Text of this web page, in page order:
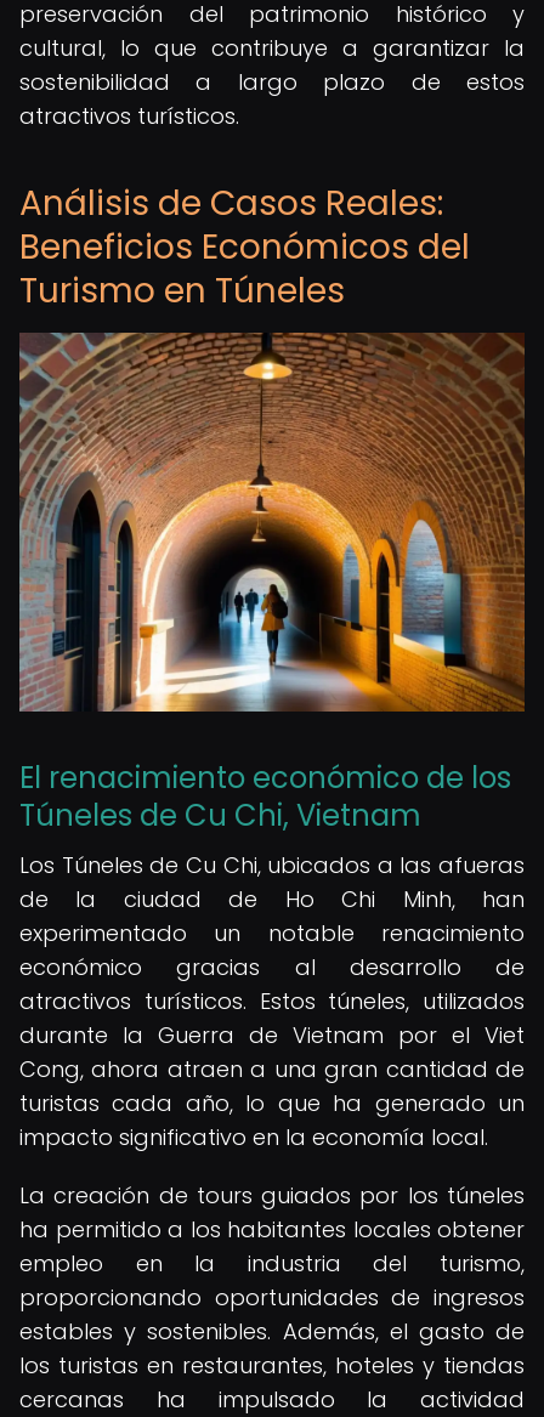
preservación del patrimonio histórico y
cultural, lo que contribuye a garantizar la
sostenibilidad a largo plazo de estos
atractivos turísticos.
Análisis de Casos Reales:
Beneficios Económicos del
Turismo en Túneles
El renacimiento económico de los
Túneles de Cu Chi, Vietnam
Los Túneles de Cu Chi, ubicados a las afueras
de la ciudad de Ho Chi Minh, han
experimentado un notable renacimiento
económico gracias al desarrollo de
atractivos turísticos. Estos túneles, utilizados
durante la Guerra de Vietnam por el Viet
Cong, ahora atraen a una gran cantidad de
turistas cada año, lo que ha generado un
impacto significativo en la economía local.
La creación de tours guiados por los túneles
ha permitido a los habitantes locales obtener
empleo en la industria del turismo,
proporcionando oportunidades de ingresos
estables y sostenibles. Además, el gasto de
los turistas en restaurantes, hoteles y tiendas
cercanas ha impulsado la actividad